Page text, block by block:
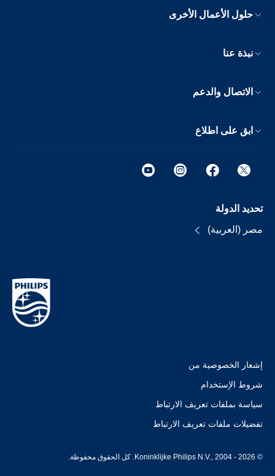
حلول الأعمال الأخرى
نبذة عنا
الاتصال والدعم
ابق على اطلاع
تحديد الدولة
مصر (العربية)
إشعار الخصوصية من
شروط الإستخدام
سياسة بملفات تعريف الارتباط
تفضيلات ملفات تعريف الارتباط
© Koninklijke Philips N.V., 2004 - 2026. كل الحقوق محفوظة.